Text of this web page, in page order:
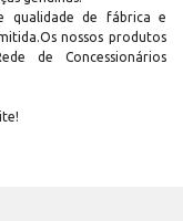
qualidade de fábrica e
nossos produtos
de Concessionários